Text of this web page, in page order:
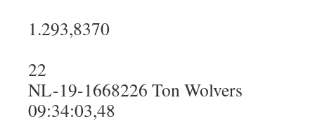
1.293,8370
22
NL-19-1668226 Ton Wolvers
09:34:03,48